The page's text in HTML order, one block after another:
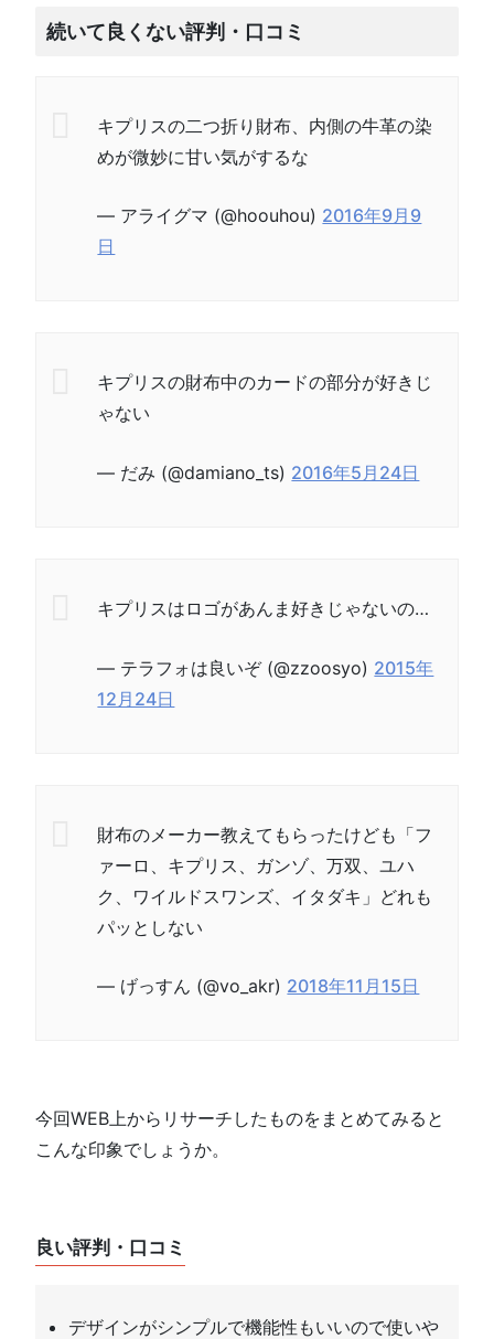
続いて良くない評判・口コミ
キプリスの二つ折り財布、内側の牛革の染
めが微妙に甘い気がするな
— アライグマ (@hoouhou) 2016年9月9
日
キプリスの財布中のカードの部分が好きじ
ゃない
— だみ (@damiano_ts) 2016年5月24日
キプリスはロゴがあんま好きじゃないの…
— テラフォは良いぞ (@zzoosyo) 2015年
12月24日
財布のメーカー教えてもらったけども「フ
ァーロ、キプリス、ガンゾ、万双、ユハ
ク、ワイルドスワンズ、イタダキ」どれも
パッとしない
— げっすん (@vo_akr) 2018年11月15日
今回WEB上からリサーチしたものをまとめてみると
こんな印象でしょうか。
良い評判・口コミ
デザインがシンプルで機能性もいいので使いや